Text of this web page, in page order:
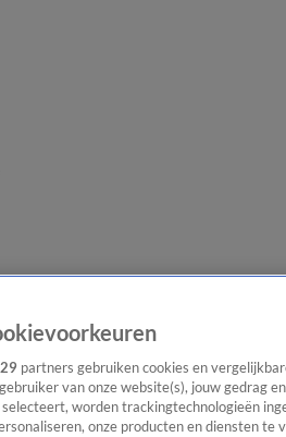
29 partners gebruiken cookies en
van onze website(s), jouw gedrag
selecteert, worden trackingtechnologieën
onze producten en diensten te